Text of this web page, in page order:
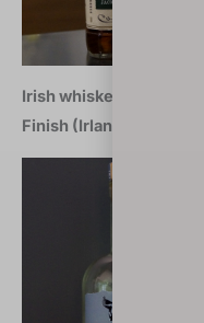
Irish whiskey marca
Finish (Irlandia)